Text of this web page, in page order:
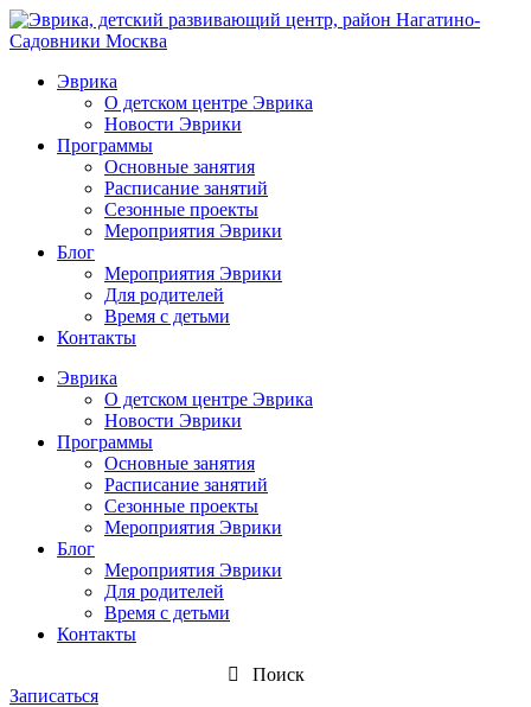
Эврика
О детском центре Эврика
Новости Эврики
Программы
Основные занятия
Расписание занятий
Сезонные проекты
Мероприятия Эврики
Блог
Мероприятия Эврики
Для родителей
Время с детьми
Контакты
Эврика
О детском центре Эврика
Новости Эврики
Программы
Основные занятия
Расписание занятий
Сезонные проекты
Мероприятия Эврики
Блог
Мероприятия Эврики
Для родителей
Время с детьми
Контакты
Поиск
Записаться